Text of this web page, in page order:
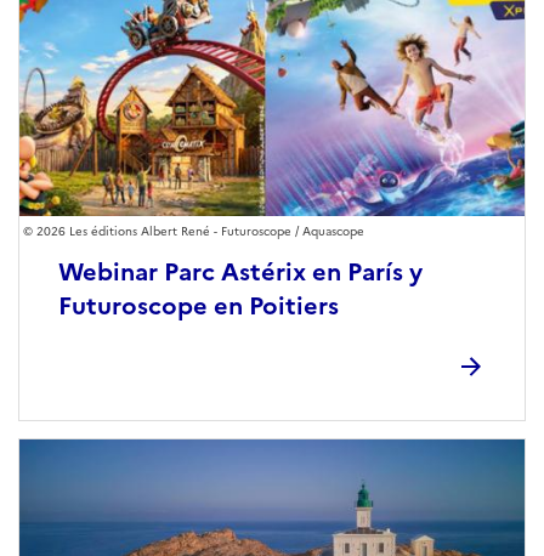
Webinar Parc Astérix en París y
Futuroscope en Poitiers
2026 Les éditions Albert René - Futuroscope / Aquascope